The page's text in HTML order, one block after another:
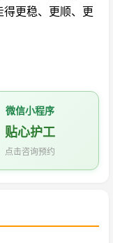
更稳、更顺、更
微信小程序
贴心护工
点击咨询预约